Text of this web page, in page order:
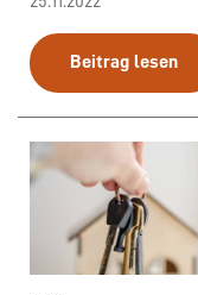
Beitrag lesen